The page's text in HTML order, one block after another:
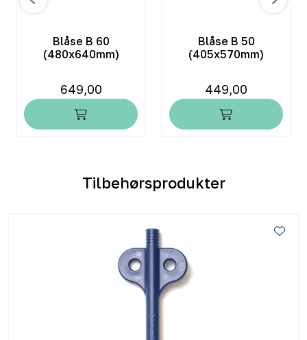
Blåse B 60
(480x640mm)
649,00
Blåse B 50
(405x570mm)
449,00
Tilbehørsprodukter